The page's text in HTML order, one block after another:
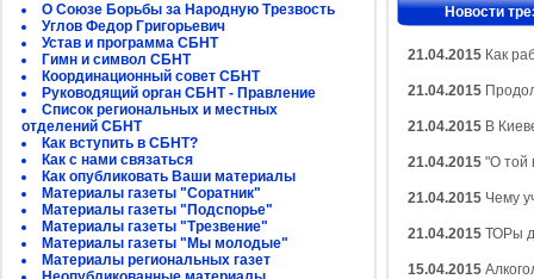
О Союзе Борьбы за Народную Трезвость
Углов Федор Григорьевич
Устав и программа СБНТ
Гимн и символ СБНТ
Координационный совет СБНТ
Руководящий орган СБНТ - Правление
Список региональных и местных
отделений СБНТ
Как вступить в СБНТ?
Как с нами связаться
Как опубликовать Ваши материалы
Материалы газеты "Соратник"
Материалы газеты "Подспорье"
Материалы газеты "Трезвение"
Материалы газеты "Мы молодые"
Материалы региональных газет
Новости
21.04.2015 Как
21.04.2015
21.04.2015 В
21.04.2015 "О той
21.04.2015 Чему
21.04.2015 ТОРы
15.04.2015